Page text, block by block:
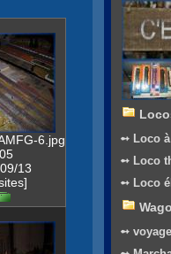
6.jpg
13
➻ Loco
➻ Loco
➻ Loco
➻